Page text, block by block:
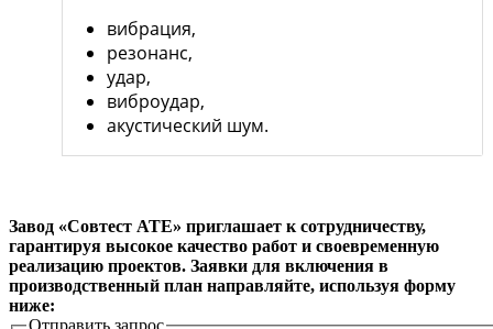
вибрация,
резонанс,
удар,
виброудар,
акустический шум.
Завод «Совтест АТЕ» приглашает к сотрудничеству,
гарантируя высокое качество работ и своевременную
реализацию проектов. Заявки для включения в
производственный план направляйте, используя форму
ниже:
Отправить запрос